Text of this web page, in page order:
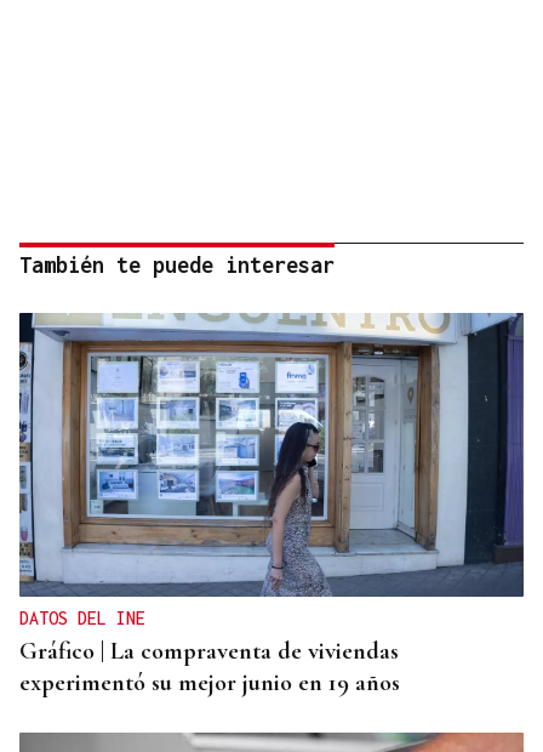
También te puede interesar
DATOS DEL INE
Gráfico | La compraventa de viviendas
experimentó su mejor junio en 19 años